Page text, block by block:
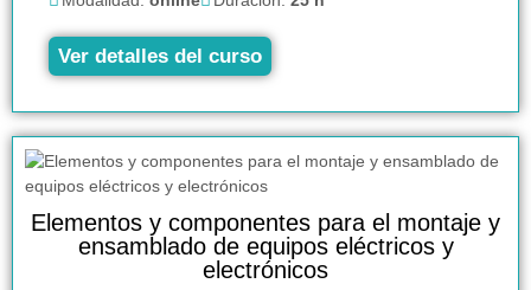
Ver detalles del curso
Elementos y componentes para el montaje y
ensamblado de equipos eléctricos y
electrónicos